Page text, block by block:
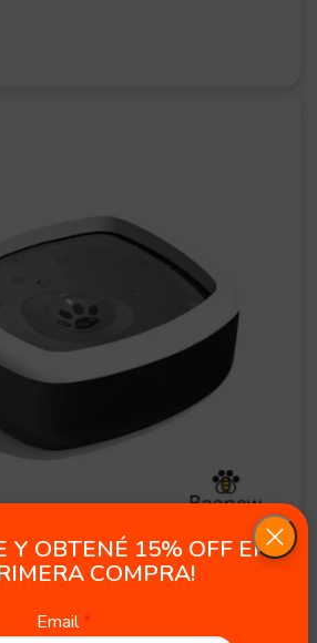
Y OBTENÉ 15% OFF EN
COMPRA!
Email
interactivo